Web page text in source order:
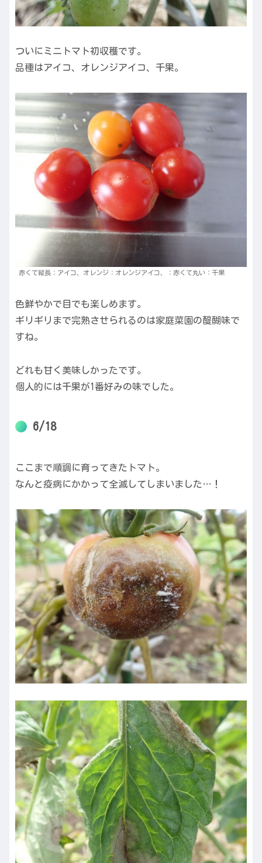
ついにミニトマト初収穫です。
品種はアイコ、オレンジアイコ、千果。
赤くて縦長：アイコ、オレンジ：オレンジアイコ、：赤くて丸い：千果
色鮮やかで目でも楽しめます。
ギリギリまで完熟させられるのは家庭菜園の醍醐味で
すね。
どれも甘く美味しかったです。
個人的には千果が1番好みの味でした。
6/18
ここまで順調に育ってきたトマト。
なんと疫病にかかって全滅してしまいました…！